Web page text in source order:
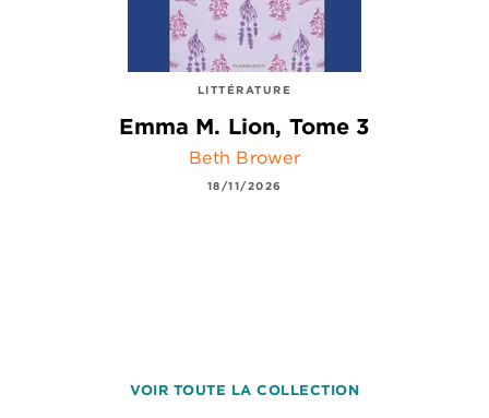
LITTÉRATURE
Emma M. Lion, Tome 3
Beth Brower
18/11/2026
VOIR TOUTE LA COLLECTION